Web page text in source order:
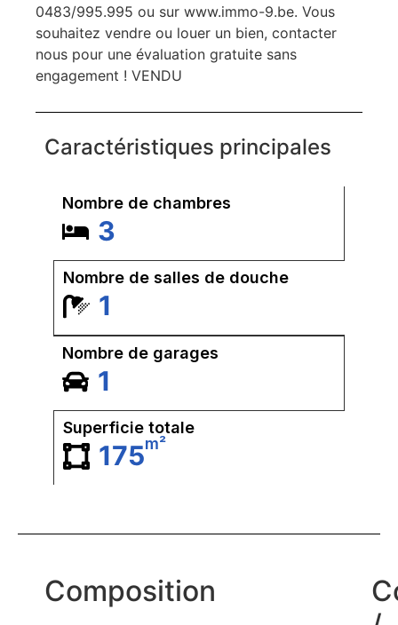
0483/995.995 ou sur www.immo-9.be. Vous
souhaitez vendre ou louer un bien, contacter
nous pour une évaluation gratuite sans
engagement ! VENDU
Caractéristiques principales
Nombre de chambres
3
Nombre de salles de douche
1
Nombre de garages
1
Superficie totale
175m²
Composition